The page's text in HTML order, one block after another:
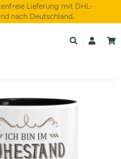
Lieferung mit DHL-
nach Deutschland.